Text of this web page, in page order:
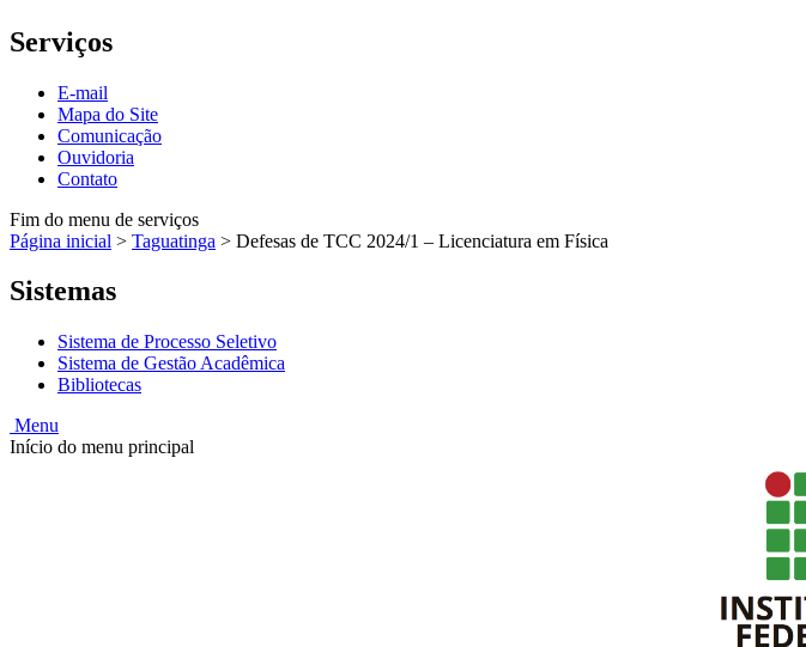
Serviços
E-mail
Mapa do Site
Comunicação
Ouvidoria
Contato
Fim do menu de serviços
Página inicial > Taguatinga > Defesas de TCC 2024/1 – Licenciatura em Física
Sistemas
Sistema de Processo Seletivo
Sistema de Gestão Acadêmica
Bibliotecas
Menu
Início do menu principal